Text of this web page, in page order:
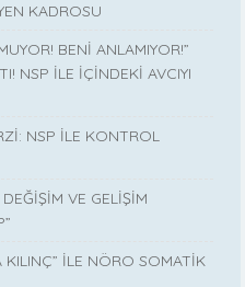
KADROSU
BENİ ANLAMIYOR!”
NSP İLE İÇİNDEKİ AVCIYI
NSP İLE KONTROL
VE GELİŞİM
KILINÇ” İLE NÖRO SOMATİK